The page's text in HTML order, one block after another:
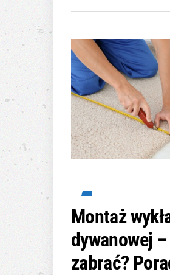
Montaż
dywanowej
zabrać?